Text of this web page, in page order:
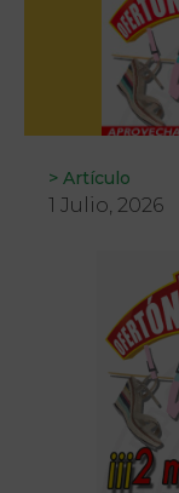
> Artículo
1 Julio, 2026